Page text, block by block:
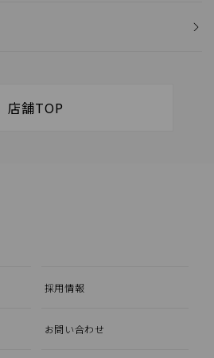
店舗TOP
採用情報
お問い合わせ